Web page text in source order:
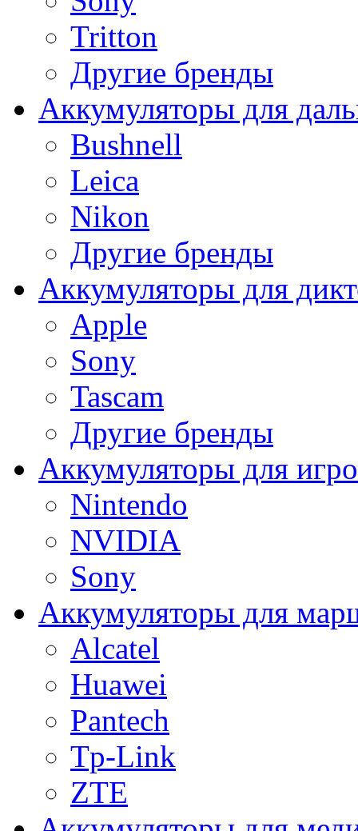
Tritton
Другие бренды
Аккумуляторы для
Bushnell
Leica
Nikon
Другие бренды
Аккумуляторы для
Apple
Sony
Tascam
Другие бренды
Аккумуляторы для
Nintendo
NVIDIA
Sony
Аккумуляторы для
Alcatel
Huawei
Pantech
Tp-Link
ZTE